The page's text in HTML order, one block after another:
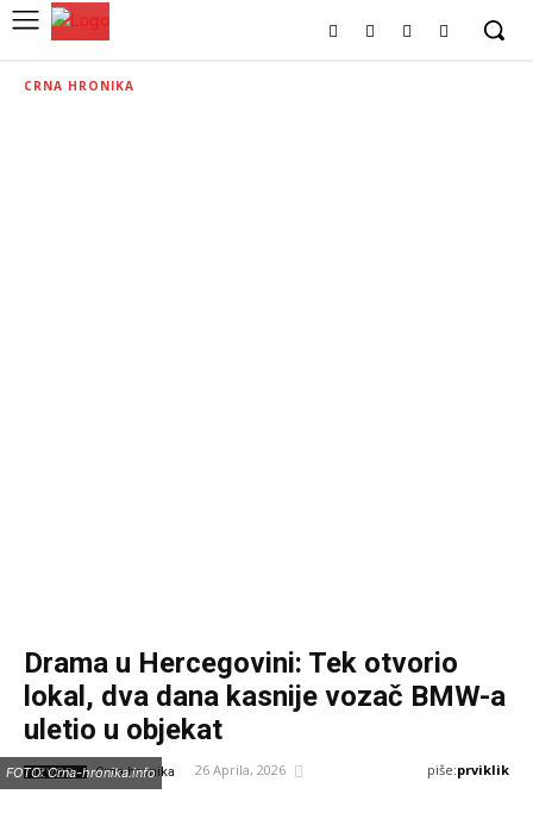
CRNA HRONIKA
Drama u Hercegovini: Tek otvorio
lokal, dva dana kasnije vozač BMW-a
uletio u objekat
IZVOR: Crna-hronika 26 Aprila, 2026 piše:prviklik
FOTO: Crna-hronika.info